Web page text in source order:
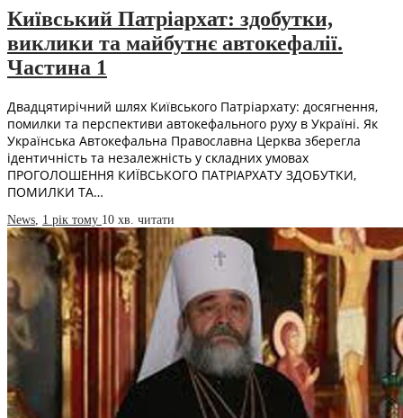
Київський Патріархат: здобутки,
виклики та майбутнє автокефалії.
Частина 1
Двадцятирічний шлях Київського Патріархату: досягнення,
помилки та перспективи автокефального руху в Україні. Як
Українська Автокефальна Православна Церква зберегла
ідентичність та незалежність у складних умовах
ПРОГОЛОШЕННЯ КИЇВСЬКОГО ПАТРІАРХАТУ ЗДОБУТКИ,
ПОМИЛКИ ТА…
News 1 рік тому 10 хв. читати